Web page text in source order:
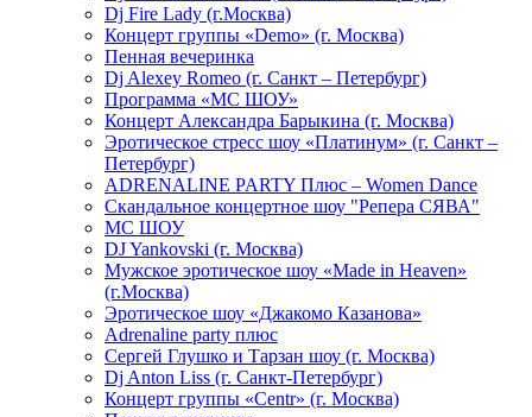
Dj Fire Lady (г.Москва)
Концерт группы «Demo» (г. Москва)
Пенная вечеринка
Dj Alexey Romeo (г. Санкт – Петербург)
Программа «МС ШОУ»
Концерт Александра Барыкина (г. Москва)
Эротическое стресс шоу «Платинум» (г. Санкт –
Петербург)
ADRENALINE PARTY Плюс – Women Dance
Скандальное концертное шоу "Репера СЯВА"
МС ШОУ
DJ Yankovski (г. Москва)
Мужское эротическое шоу «Made in Heaven»
(г.Москва)
Эротическое шоу «Джакомо Казанова»
Adrenaline party плюс
Сергей Глушко и Тарзан шоу (г. Москва)
Dj Anton Liss (г. Санкт-Петербург)
Концерт группы «Centr» (г. Москва)